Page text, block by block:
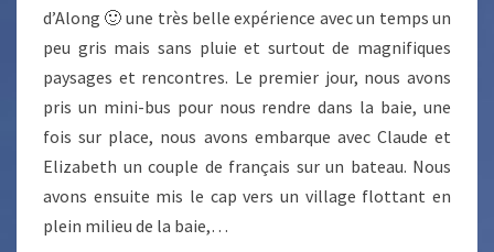
d’Along 🙂 une très belle expérience avec un temps un
peu gris mais sans pluie et surtout de magnifiques
paysages et rencontres. Le premier jour, nous avons
pris un mini-bus pour nous rendre dans la baie, une
fois sur place, nous avons embarque avec Claude et
Elizabeth un couple de français sur un bateau. Nous
avons ensuite mis le cap vers un village flottant en
plein milieu de la baie,…